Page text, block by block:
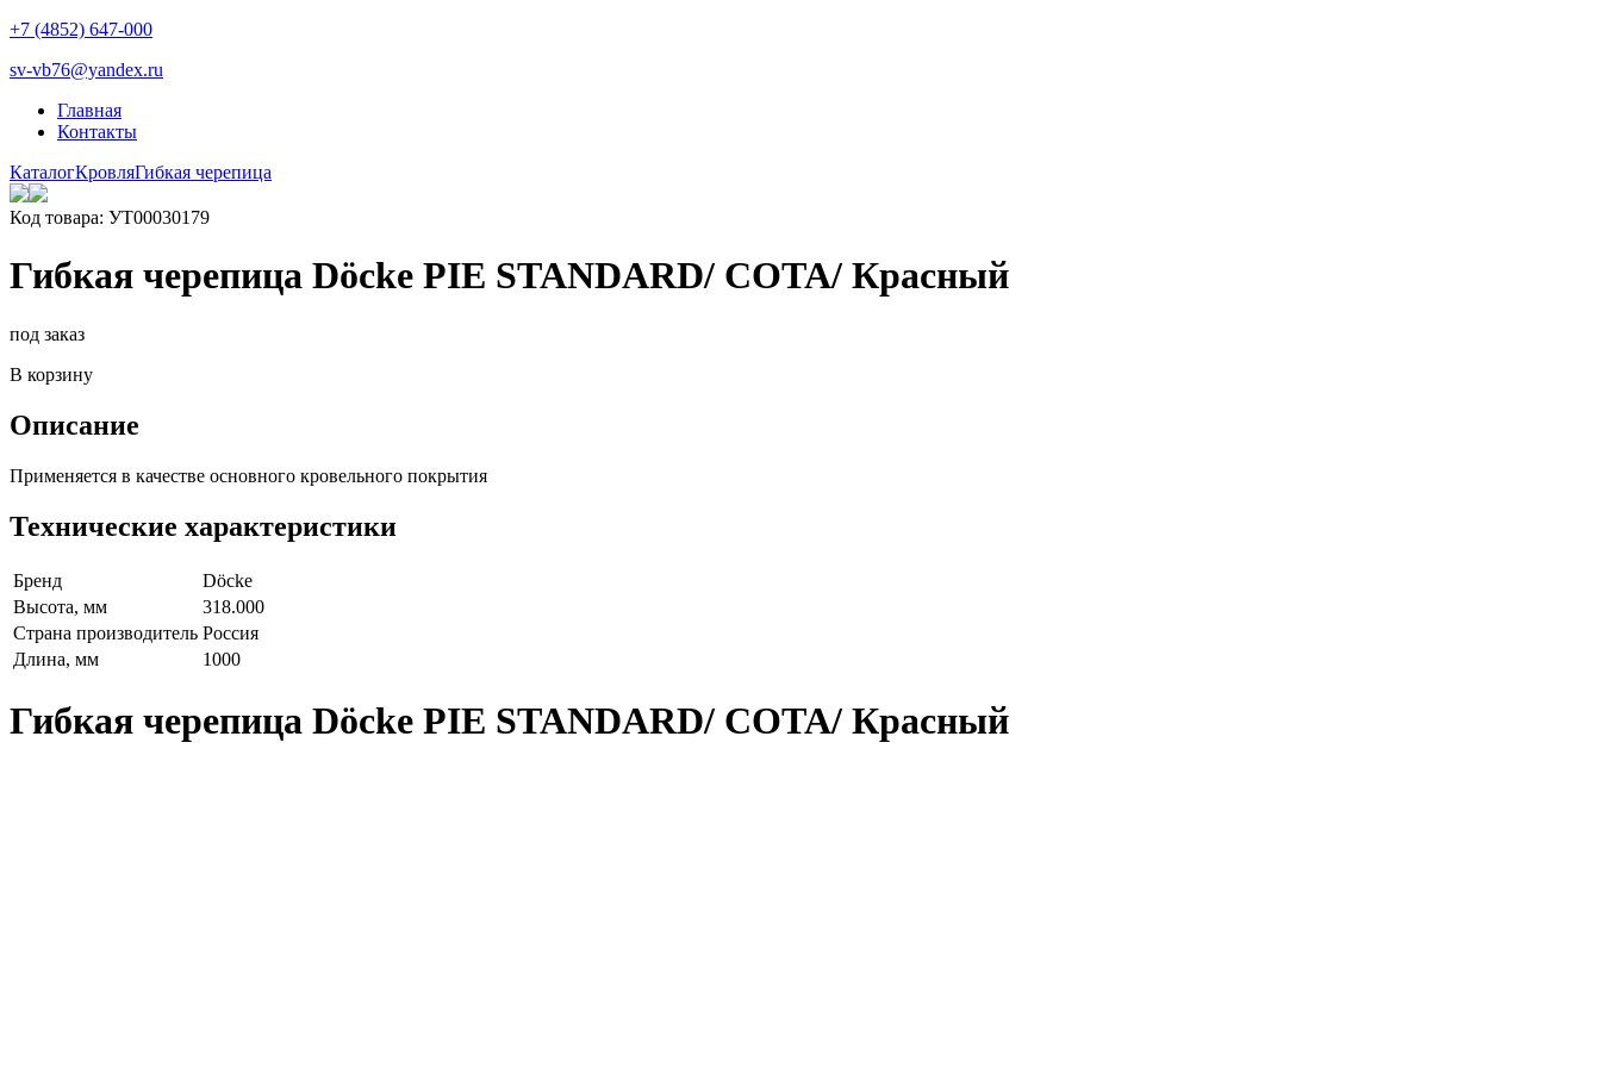
+7 (4852) 647-000
sv-vb76@yandex.ru
Главная
Контакты
КаталогКровляГибкая черепица
Код товара: УТ00030179
Гибкая черепица Döcke PIE STANDARD/ СОТА/ Красный
под заказ
В корзину
Описание
Применяется в качестве основного кровельного покрытия
Технические характеристики
Бренд
Döcke
Высота, мм
318.000
Страна производитель Россия
Длина, мм
1000
Гибкая черепица Döcke PIE STANDARD/ СОТА/ Красный